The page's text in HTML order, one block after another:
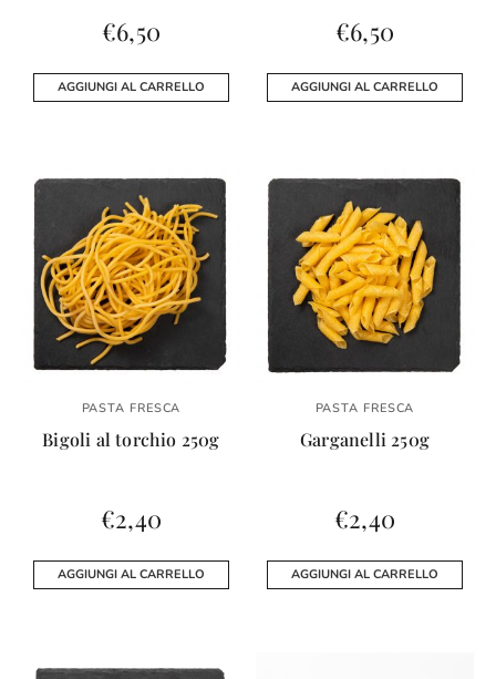
€6,50
AGGIUNGI AL CARRELLO
€6,50
AGGIUNGI AL CARRELLO
PASTA FRESCA
Bigoli al torchio 250g
€2,40
AGGIUNGI AL CARRELLO
PASTA FRESCA
Garganelli 250g
€2,40
AGGIUNGI AL CARRELLO